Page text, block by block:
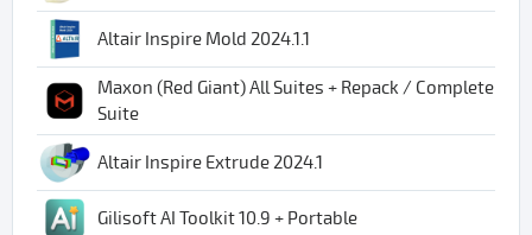
Altair Inspire Mold 2024.1.1
Maxon (Red Giant) All Suites + Repack / Complete
Suite
Altair Inspire Extrude 2024.1
Gilisoft AI Toolkit 10.9 + Portable